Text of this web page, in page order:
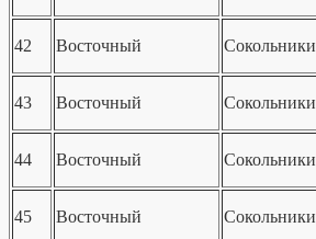
42 Восточный Сокольники
43 Восточный Сокольники
44 Восточный Сокольники
45 Восточный Сокольники